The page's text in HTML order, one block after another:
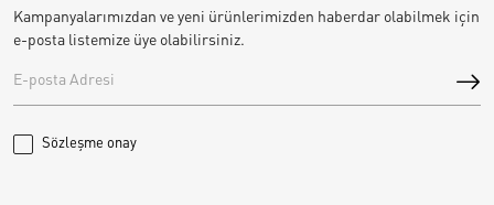
Kampanyalarımızdan ve yeni ürünlerimizden haberdar olabilmek için
e-posta listemize üye olabilirsiniz.
Sözleşme onay